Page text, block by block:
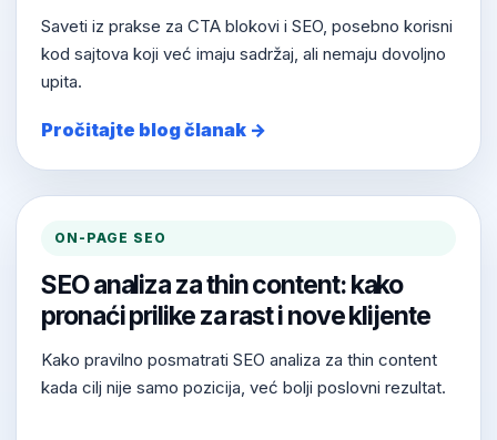
Saveti iz prakse za CTA blokovi i SEO, posebno korisni
kod sajtova koji već imaju sadržaj, ali nemaju dovoljno
upita.
Pročitajte blog članak →
ON-PAGE SEO
SEO analiza za thin content: kako
pronaći prilike za rast i nove klijente
Kako pravilno posmatrati SEO analiza za thin content
kada cilj nije samo pozicija, već bolji poslovni rezultat.